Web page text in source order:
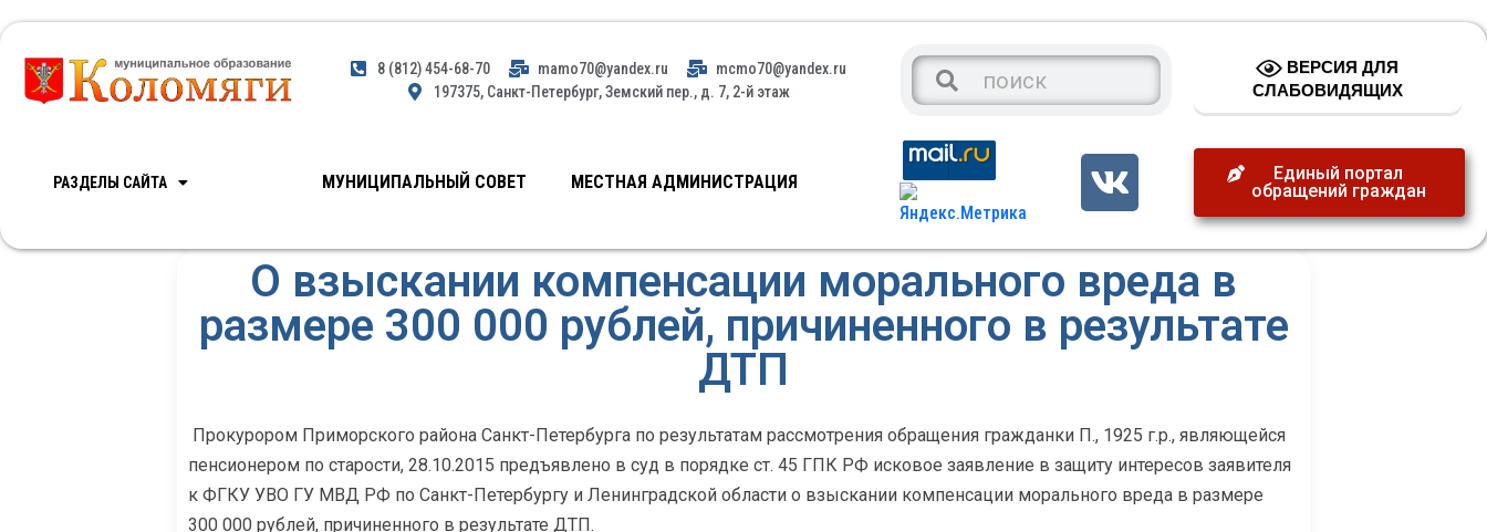
8 (812) 454-68-70 mamo70@yandex.ru
mcmo70@yandex.ru
197375, Санкт-Петербург, Земский пер., д. 7, 2-й этаж
ВЕРСИЯ ДЛЯ
СЛАБОВИДЯЩИХ
РАЗДЕЛЫ САЙТА МУНИЦИПАЛЬНЫЙ СОВЕТ МЕСТНАЯ АДМИНИСТРАЦИЯ
Единый портал
обращений граждан
О взыскании компенсации морального вреда в
размере 300 000 рублей, причиненного в результате
ДТП
Прокурором Приморского района Санкт-Петербурга по результатам рассмотрения обращения гражданки П., 1925 г.р., являющейся
пенсионером по старости, 28.10.2015 предъявлено в суд в порядке ст. 45 ГПК РФ исковое заявление в защиту интересов заявителя
к ФГКУ УВО ГУ МВД РФ по Санкт-Петербургу и Ленинградской области о взыскании компенсации морального вреда в размере
300 000 рублей, причиненного в результате ДТП.